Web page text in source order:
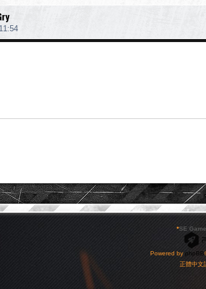
*SE
Powered by phpBB
正體中文